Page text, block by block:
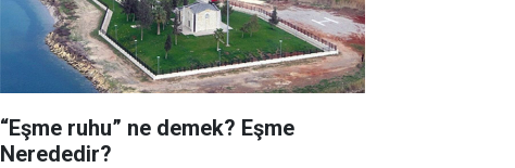
“Eşme ruhu” ne demek? Eşme
Nerededir?